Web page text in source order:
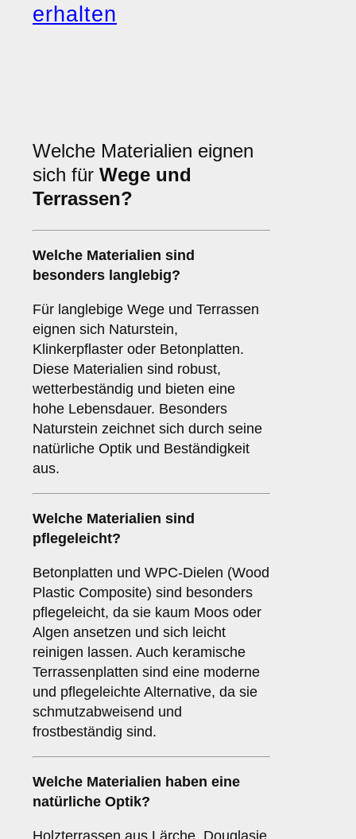
erhalten
Welche Materialien eignen
sich für Wege und
Terrassen?
Welche Materialien sind
besonders langlebig?
Für langlebige Wege und Terrassen
eignen sich Naturstein,
Klinkerpflaster oder Betonplatten.
Diese Materialien sind robust,
wetterbeständig und bieten eine
hohe Lebensdauer. Besonders
Naturstein zeichnet sich durch seine
natürliche Optik und Beständigkeit
aus.
Welche Materialien sind
pflegeleicht?
Betonplatten und WPC-Dielen (Wood
Plastic Composite) sind besonders
pflegeleicht, da sie kaum Moos oder
Algen ansetzen und sich leicht
reinigen lassen. Auch keramische
Terrassenplatten sind eine moderne
und pflegeleichte Alternative, da sie
schmutzabweisend und
frostbeständig sind.
Welche Materialien haben eine
natürliche Optik?